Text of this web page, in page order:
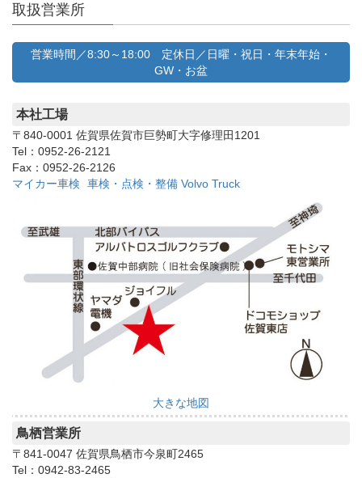
取扱営業所
営業時間／8:30～18:00 定休日／日曜・祝日・年末年始・
GW・お盆
本社工場
〒840-0001 佐賀県佐賀市巨勢町大字修理田1201
Tel：0952-26-2121
Fax：0952-26-2126
マイカー車検
車検・点検・整備 Volvo Truck
大きな地図
鳥栖営業所
〒841-0047 佐賀県鳥栖市今泉町2465
Tel：0942-83-2465